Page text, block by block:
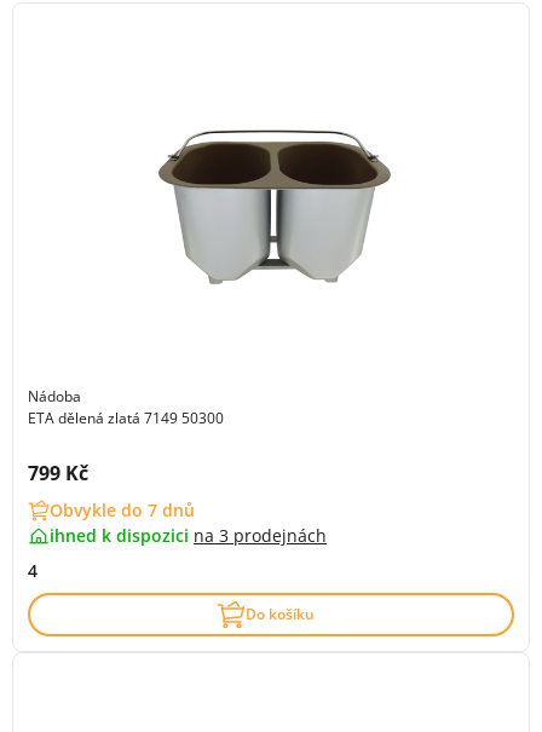
Nádoba
ETA dělená zlatá 7149 50300
Cena s DPH:
799 Kč
Obvykle do 7 dnů
ihned k dispozici na 3 prodejnách
4
Do košíku